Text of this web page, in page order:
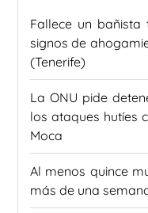
Fallece un
signos de
(Tenerife)
La ONU pide
los ataques hutíes
Moca
Al menos quince
más de una